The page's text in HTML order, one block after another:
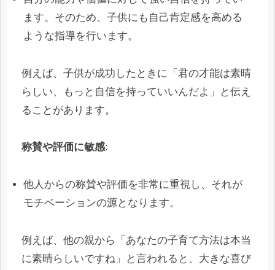
ます。そのため、子供にも自己肯定感を高める
ような指導を行います。
例えば、子供が成功したときに「君の才能は素晴
らしい、もっと自信を持っていいんだよ」と伝え
ることがあります。
称賛や評価に敏感:
他人からの称賛や評価を非常に重視し、それが
モチベーションの源となります。
例えば、他の親から「あなたの子育て方法は本当
に素晴らしいですね」と言われると、大きな喜び